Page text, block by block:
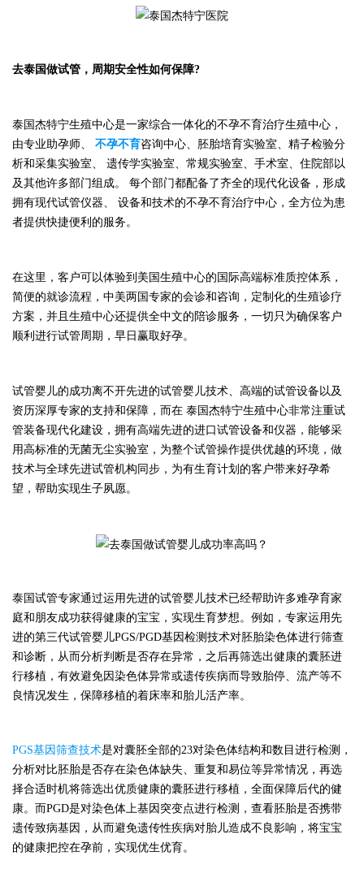
去泰国做试管，周期安全性如何保障?
泰国杰特宁生殖中心是一家综合一体化的不孕不育治疗生殖中心，
由专业助孕师、
不孕不育咨询中心、胚胎培育实验室、精子检验分
析和采集实验室、
遗传学实验室、常规实验室、手术室、住院部以
及其他许多部门组成。
每个部门都配备了齐全的现代化设备，形成
拥有现代试管仪器、
设备和技术的不孕不育治疗中心，全方位为患
者提供快捷便利的服务。
在这里，客户可以体验到美国生殖中心的国际高端标准质控体系，
简便的就诊流程，中美两国专家的会诊和咨询，定制化的生殖诊疗
方案，并且 生殖中心还提供全中文的陪诊服务，一切只为确保客户
顺利进行试管周期，早日赢取好孕。
试管婴儿的成功离不开先进的试管婴儿技术、高端的试管设备以及
资历深厚专家的支持和保障，而在 泰国杰特宁生殖中心非常注重试
管装备现代化建设，拥有高端先进的进口试管设备和仪器，能够采
用高标准的无菌无尘实验室，为整个试管操作提供优越的环境，做
技术与全球先进试管机构同步，为有生育计划的客户带来好孕希
望，帮助实现生子夙愿。
泰国 试管专家通过运用先进的试管婴儿技术已经帮助许多难孕育家
庭和朋友成功获得健康的宝宝，实现生育梦想。例如，专家运用先
进的第三代试管婴儿PGS/PGD基因检测技术对胚胎染色体进行筛查
和诊断，从而分析判断是否存在异常，之后再筛选出健康的囊胚进
行移植，有效避免因染色体异常或遗传疾病而导致胎停、流产等不
良情况发生，保障移植的着床率和胎儿活产率。
PGS基因筛查技术是对囊胚全部的23对染色体结构和数目进行检测，
分析对比胚胎是否存在染色体缺失、重复和易位等异常情况，再选
择合适时机将筛选出优质健康的囊胚进行移植，全面保障后代的健
康。而PGD是对染色体上基因突变点进行检测，查看胚胎是否携带
遗传致病基因，从而避免遗传性疾病对胎儿造成不良影响，将宝宝
的健康把控在孕前，实现优生优育。